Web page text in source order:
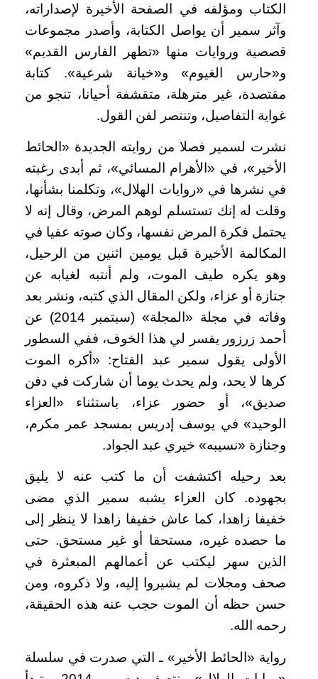
الكتاب ومؤلفه في الصفحة الأخيرة لإصداراته،
وآثر سمير أن يواصل الكتابة، وأصدر مجموعات
قصصية وروايات منها «تطهر الفارس القديم»
و«حارس الغيوم» و«خيانة شرعية». كتابة
مقتصدة، غير مترهلة، متقشفة أحيانا، تنجو من
غواية التفاصيل، وتنتصر لفن القول.
نشرت لسمير فصلا من روايته الجديدة «الحائط
الأخير»، في «الأهرام المسائي»، ثم أبدى رغبته
في نشرها في «روايات الهلال»، وتكلمنا بشأنها،
وقلت له إنك تستسلم لوهم المرض، وقال إنه لا
يحتمل فكرة المرض نفسها، وكان صوته عفيا في
المكالمة الأخيرة قبل يومين اثنين من الرحيل،
وهو يكره طيف الموت، ولم أنتبه لغيابه عن
جنازة أو عزاء، ولكن المقال الذي كتبه، ونشر بعد
وفاته في مجلة «المجلة» (سبتمبر 2014) عن
أحمد زرزور يفسر لي هذا الخوف، ففي السطور
الأولى يقول سمير عبد الفتاح: «أكره الموت
كرها لا يحد، ولم يحدث يوما أن شاركت في دفن
صديق»، أو حضور عزاء، باستثناء «العزاء
الوحيد» في يوسف إدريس بمسجد عمر مكرم،
وجنازة «نسيبه» خيري عبد الجواد.
بعد رحيله اكتشفت أن ما كتب عنه لا يليق
بجهوده. كان العزاء يشبه سمير الذي مضى
خفيفا زاهدا، كما عاش خفيفا زاهدا لا ينظر إلى
ما حصده غيره، مستحقا أو غير مستحق. حتى
الذين سهر ليكتب عن أعمالهم المبعثرة في
صحف ومجلات لم يشيروا إليه، ولا ذكروه، ومن
حسن حظه أن الموت حجب عنه هذه الحقيقة،
رحمه الله.
رواية «الحائط الأخير» ـ التي صدرت في سلسلة